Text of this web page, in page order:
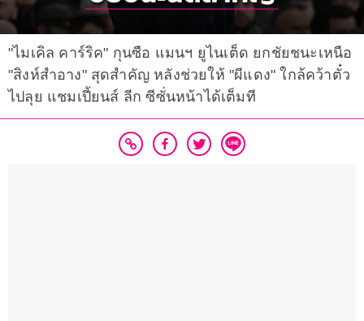
"ไมเคิล คาร์ริค" กุนซือ แมนฯ ยูไนเต็ด ยกชัยชนะเหนือ
"สิงห์สำอาง" สุดสำคัญ หลังช่วยให้ "ผีแดง" ใกล้คว้าตั๋ว
ไปลุย แชมเปี้ยนส์ ลีก ซีซั่นหน้าได้เต็มที